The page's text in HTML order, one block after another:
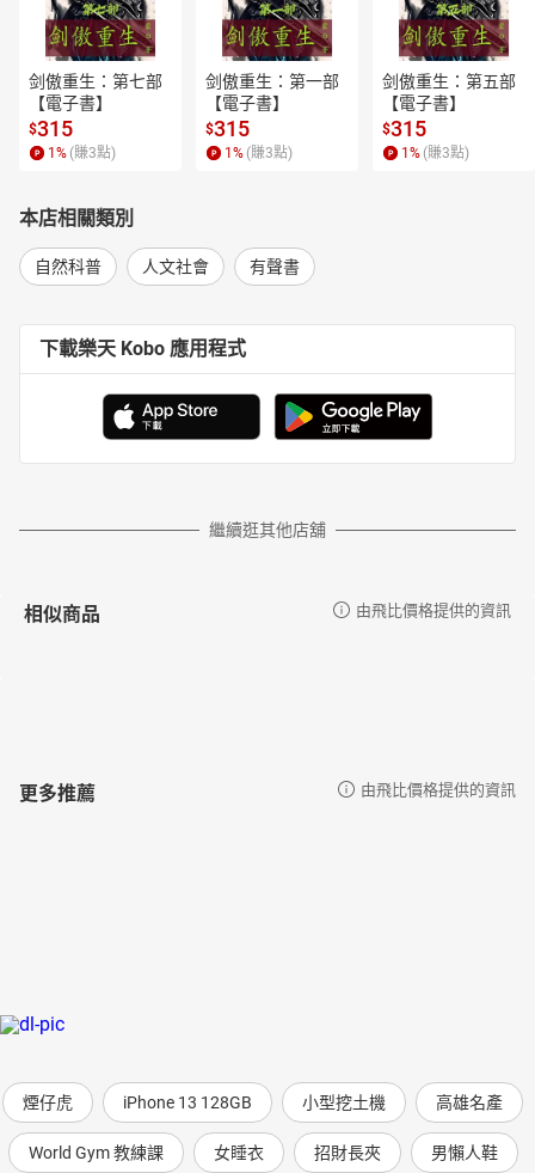
原住民族語認證考試命題委員及閱卷委員；並負責族語E樂園【族語
短文】、【自編教材】、【版權動畫】、【句型篇國中版】、【句
型篇高中版】、【生活說族語】、【空中族語教室】、【新九階教
材】、【情境族語】、【學習詞表】等單元之撰稿、錄音錄影工
作。曾於2000年榮獲教育部研究著作族語翻譯佳作獎；並於2020
年、2021年出版《布農族傳說故事（1930～1935）》上下兩冊；
華語朗讀：王秀鳳（Ival cicuk Taisiccuqan）
南投縣布農族卓社群人。南投縣法治國小、仁愛國中、南投高中、
環球科大畢業。曾任101年行政院原民會原住民語言教材編輯委員、
學講師、環球科大文化課程教學講師、政大族語教材編輯委員、台
大語言發展中心委員等族語教學。現任全國布農族民族議會議員、
南投縣政府原住民族與文化推展委員會委員、仁愛鄉土地審查原委
會委員、省都電台播音員及文化節目主持人、南投縣布農族卓社群
封面繪圖：王顧明
築類插圖，以及動、植物精細插畫。曾參與2020年市長官邸藝文沙
剑傲重生：第七部
【電子書】
$315
1 % (賺3點)
剑傲重生：第一部
【電子書】
$315
1 % (賺3點)
剑傲重生：第五部
【電子書】
$315
1 % (賺3點)
本店相關類別
自然科普 人文社會 有聲書
下載樂天 Kobo 應用程式
繼續逛其他店舖
相似商品 由飛比價格提供的資訊
更多推薦 由飛比價格提供的資訊
煙仔虎 iPhone 13 128GB 小型挖土機 高雄名產
World Gym 教練課 女睡衣 招財長夾 男懶人鞋